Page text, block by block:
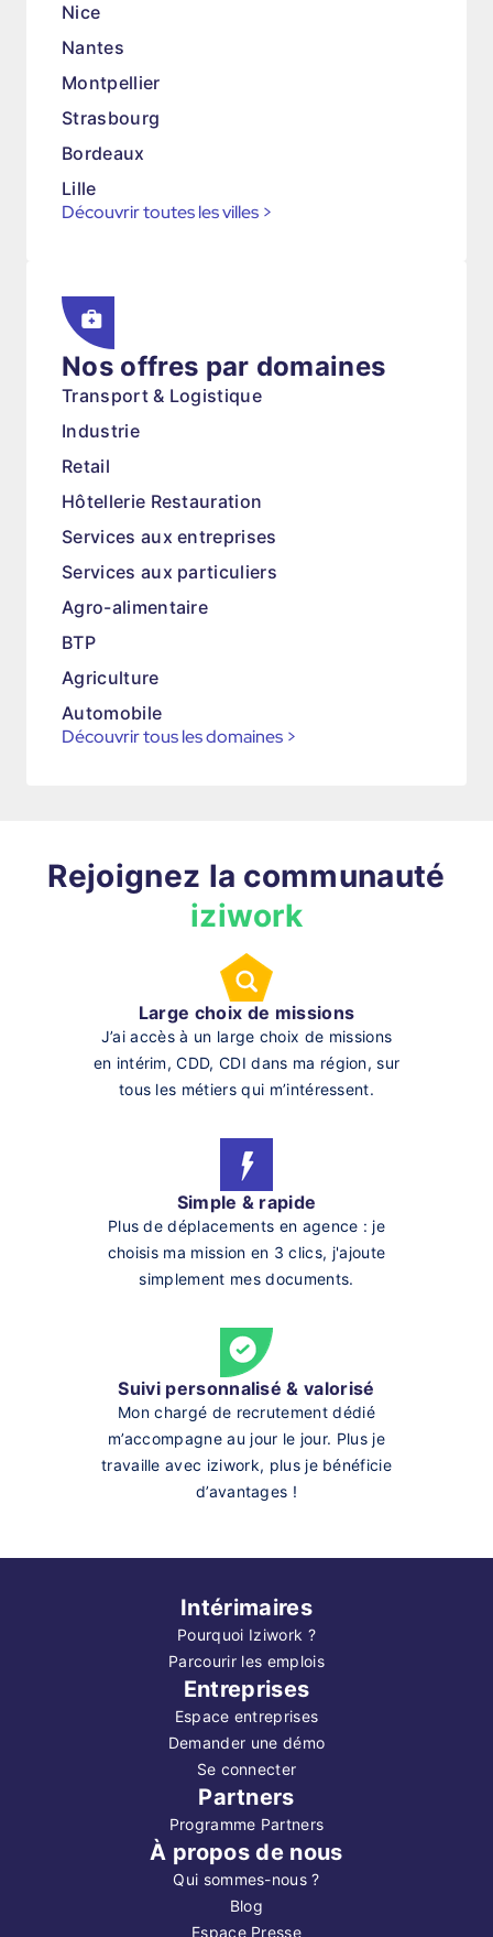
Nice
Nantes
Montpellier
Strasbourg
Bordeaux
Lille
Découvrir toutes les villes >
Nos offres par domaines
Transport & Logistique
Industrie
Retail
Hôtellerie Restauration
Services aux entreprises
Services aux particuliers
Agro-alimentaire
BTP
Agriculture
Automobile
Découvrir tous les domaines >
Rejoignez la communauté
iziwork
Large choix de missions
J’ai accès à un large choix de missions
en intérim, CDD, CDI dans ma région, sur
tous les métiers qui m’intéressent.
Simple & rapide
Plus de déplacements en agence : je
choisis ma mission en 3 clics, j'ajoute
simplement mes documents.
Suivi personnalisé & valorisé
Mon chargé de recrutement dédié
m’accompagne au jour le jour. Plus je
travaille avec iziwork, plus je bénéficie
d’avantages !
Intérimaires
Pourquoi Iziwork ?
Parcourir les emplois
Entreprises
Espace entreprises
Demander une démo
Se connecter
Partners
Programme Partners
À propos de nous
Qui sommes-nous ?
Blog
Espace Presse